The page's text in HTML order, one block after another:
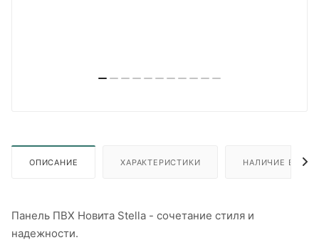
ОПИСАНИЕ ХАРАКТЕРИСТИКИ НАЛИЧИЕ В
Панель ПВХ Новита Stella - сочетание стиля и
надежности.